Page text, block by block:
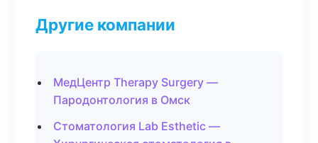
Другие компании
МедЦентр Therapy Surgery —
Пародонтология в Омск
Стоматология Lab Esthetic —